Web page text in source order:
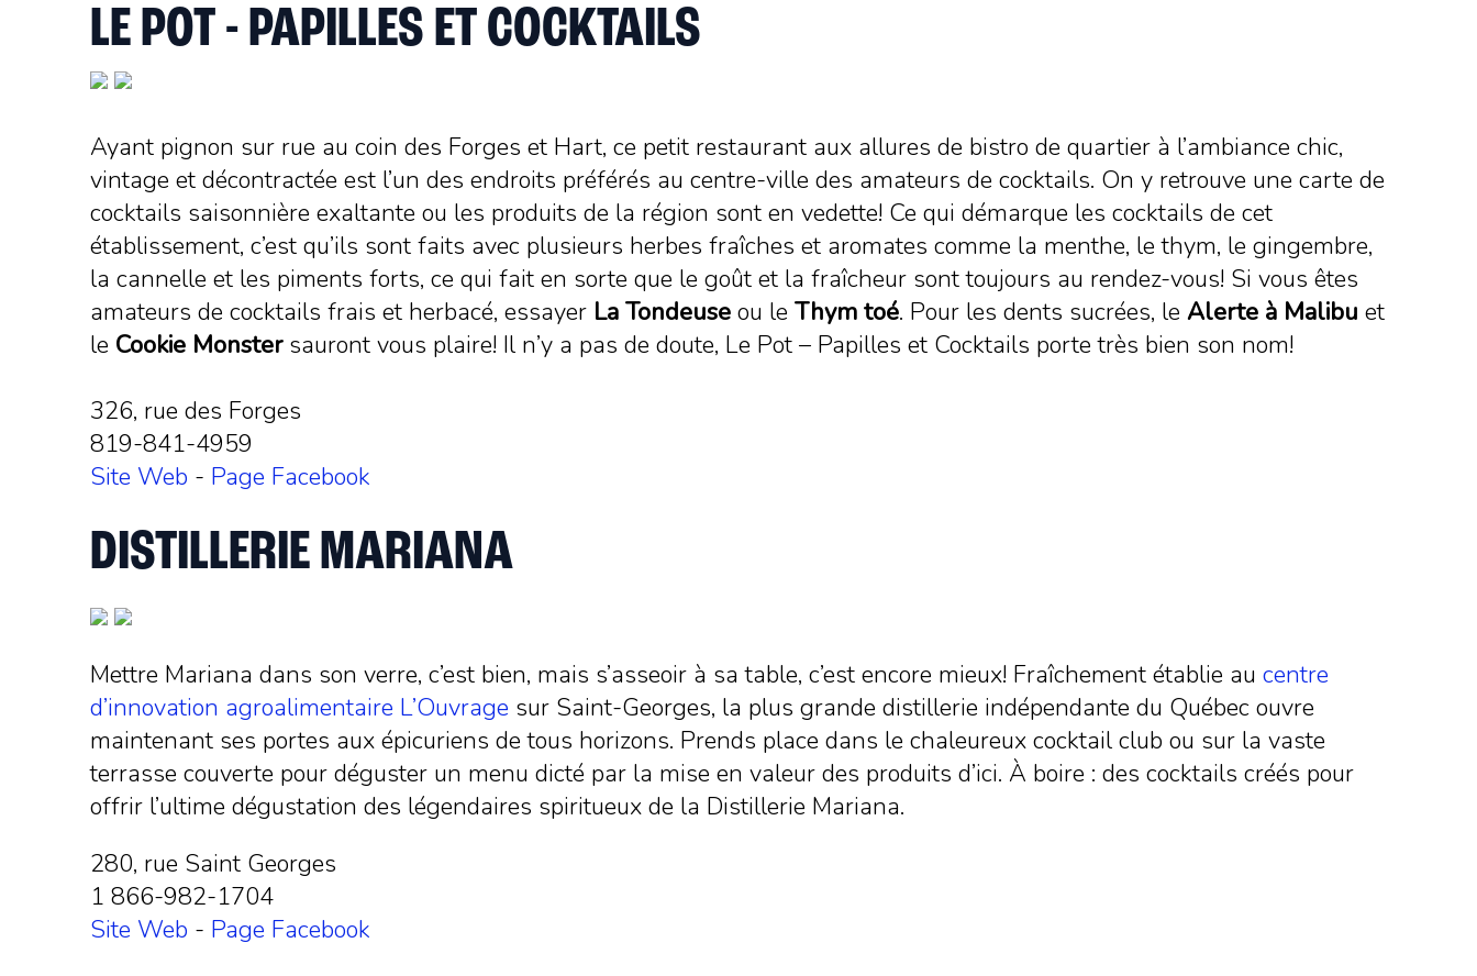
LE POT - PAPILLES ET COCKTAILS
Ayant pignon sur rue au coin des Forges et Hart, ce petit restaurant aux allures de bistro de quartier à l’ambiance chic,
vintage et décontractée est l’un des endroits préférés au centre-ville des amateurs de cocktails. On y retrouve une carte de
cocktails saisonnière exaltante ou les produits de la région sont en vedette! Ce qui démarque les cocktails de cet
établissement, c’est qu’ils sont faits avec plusieurs herbes fraîches et aromates comme la menthe, le thym, le gingembre,
la cannelle et les piments forts, ce qui fait en sorte que le goût et la fraîcheur sont toujours au rendez-vous! Si vous êtes
amateurs de cocktails frais et herbacé, essayer La Tondeuse ou le Thym toé. Pour les dents sucrées, le Alerte à Malibu et
le Cookie Monstersauront vous plaire! Il n’y a pas de doute, Le Pot – Papilles et Cocktails porte très bien son nom!
326, rue des Forges
819-841-4959
Site Web - Page Facebook
DISTILLERIE MARIANA
Mettre Mariana dans son verre, c’est bien, mais s’asseoir à sa table, c’est encore mieux! Fraîchement établie au centre
d’innovation agroalimentaire L’Ouvrage sur Saint-Georges, la plus grande distillerie indépendante du Québec ouvre
maintenant ses portes aux épicuriens de tous horizons. Prends place dans le chaleureux cocktail club ou sur la vaste
terrasse couverte pour déguster un menu dicté par la mise en valeur des produits d’ici. À boire : des cocktails créés pour
offrir l’ultime dégustation des légendaires spiritueux de la Distillerie Mariana.
280, rue Saint Georges
1 866-982-1704
Site Web - Page Facebook